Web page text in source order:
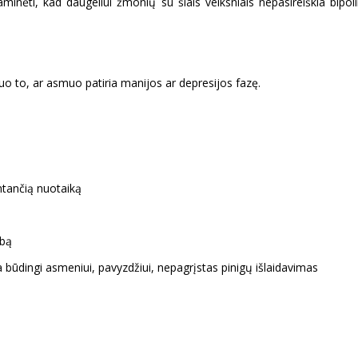
to, ar asmuo patiria manijos ar depresijos fazę.
nuotaiką
asmeniui, pavyzdžiui, nepagrįstas pinigų išlaidavimas